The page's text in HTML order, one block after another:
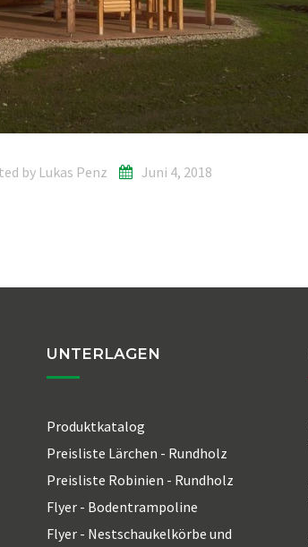
by Lukas Penz
Juni 4, 2018
UNTERLAGEN
Produktkatalog
Preisliste Lärchen - Rundholz
Preisliste Robinien - Rundholz
Flyer - Bodentrampoline
Flyer - Nestschaukelkörbe und